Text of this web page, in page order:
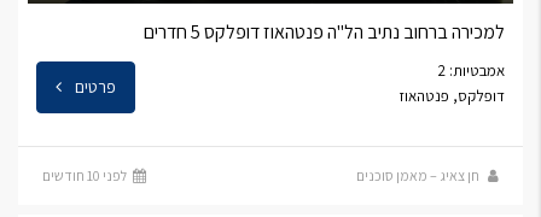
למכירה ברחוב נתיב הל"ה פנטהאוז דופלקס 5 חדרים
אמבטיות: 2
דופלקס, פנטהאוז
פרטים
חן צאיג – מאמן סוכנים לפני 10 חודשים